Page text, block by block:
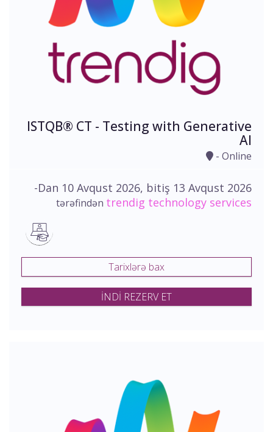
ISTQB® CT - Testing with Generative
AI
- Online
-Dan 10 Avqust 2026, bitiş 13 Avqust 2026
tərəfindən trendig technology services
Tarixlərə bax
İNDİ REZERV ET